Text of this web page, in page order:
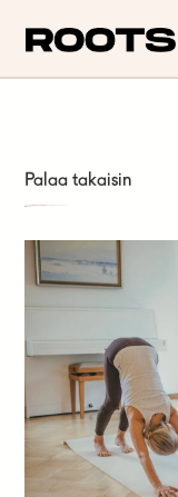
Palaa takaisin